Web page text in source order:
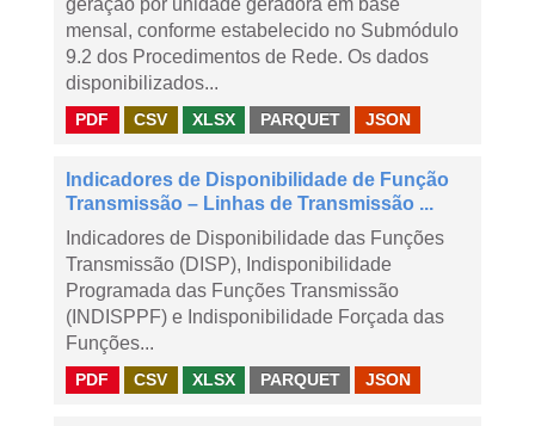
geração por unidade geradora em base
mensal, conforme estabelecido no Submódulo
9.2 dos Procedimentos de Rede. Os dados
disponibilizados...
PDF CSV XLSX PARQUET JSON
Indicadores de Disponibilidade de Função
Transmissão – Linhas de Transmissão ...
Indicadores de Disponibilidade das Funções
Transmissão (DISP), Indisponibilidade
Programada das Funções Transmissão
(INDISPPF) e Indisponibilidade Forçada das
Funções...
PDF CSV XLSX PARQUET JSON